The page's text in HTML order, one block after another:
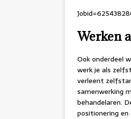
Werken
Ook onderdeel
werk je als
verleent
samenwerking
behandelaren.
positionering